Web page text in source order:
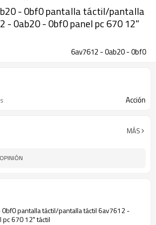
- 0bf0 pantalla táctil/pantalla
- 0ab20 - 0bf0 panel pc 670 12"
6av7612 - 0ab20 - 0bf0
Acción
MÁS
pantalla táctil/pantalla táctil 6av7612 -
670 12" táctil